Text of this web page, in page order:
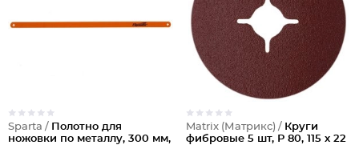
Sparta / Полотно для
ножовки по металлу, 300 мм,
Matrix (Матрикс) / Круги
фибровые 5 шт, Р 80, 115 х 22